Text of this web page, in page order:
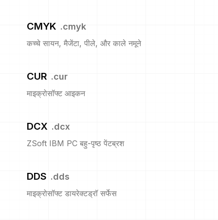
CMYK .cmyk
कच्चे सायन, मैजेंटा, पीले, और काले नमूने
CUR .cur
माइक्रोसॉफ्ट आइकन
DCX .dcx
ZSoft IBM PC बहु-पृष्ठ पेंटब्रश
DDS .dds
माइक्रोसॉफ्ट डायरेक्टड्रॉ सर्फेस